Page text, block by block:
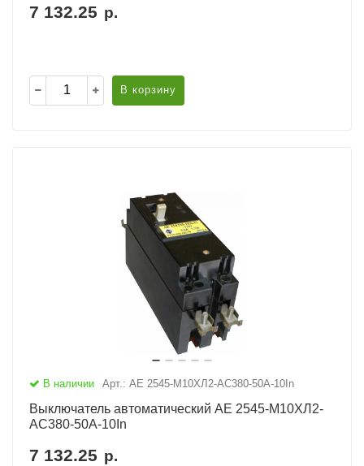
7 132.25 р.
В корзину
В наличии Арт.: АЕ 2545-М10ХЛ2-AC380-50А-10In
Выключатель автоматический АЕ 2545-М10ХЛ2-
AC380-50А-10In
7 132.25 р.